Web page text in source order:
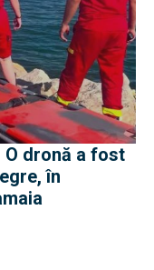
dronă a fost
în